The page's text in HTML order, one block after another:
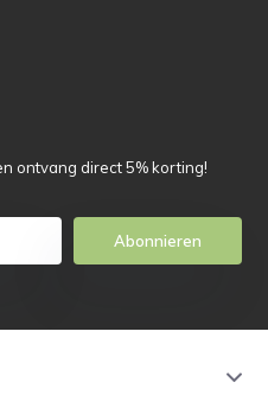
ontvang direct 5% korting!
Abonnieren